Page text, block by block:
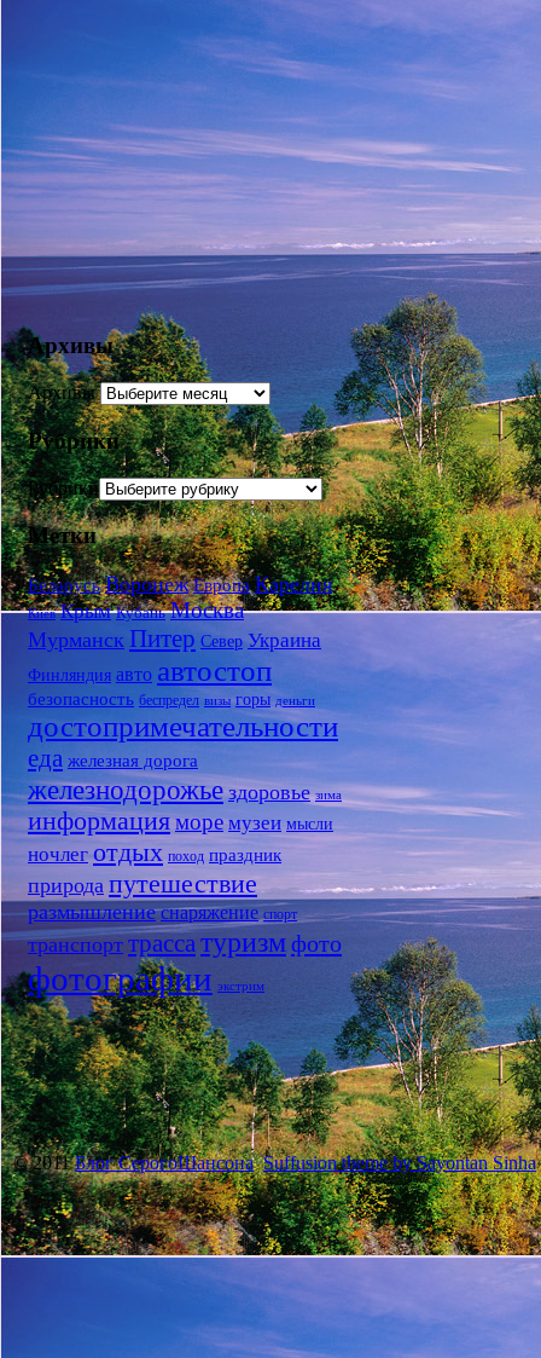
Архивы
Архивы
Рубрики
Рубрики
Метки
Беларусь Воронеж Европа Карелия
Киев Крым Кубань Москва
Мурманск Питер Север Украина
Финляндия авто автостоп
безопасность беспредел визы горы деньги
достопримечательности
еда железная дорога
железнодорожье здоровье зима
информацияморе музеи мысли
ночлег отдых поход праздник
природа путешествие
размышление снаряжение спорт
транспорт трасса туризмфото
фотографии экстрим
© 2011Блог СерогоШансона Suffusion theme by Sayontan Sinha